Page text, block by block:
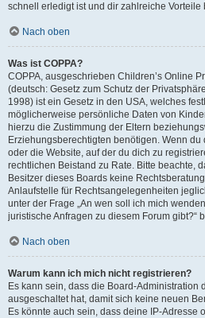
schnell erledigt ist und dir zahlreiche Vorteile
Nach oben
Was ist COPPA?
COPPA, ausgeschrieben Children’s Online
(deutsch: Gesetz zum Schutz der
1998) ist ein Gesetz in den USA, welches
möglicherweise persönliche Daten von
hierzu die Zustimmung der Eltern
Erziehungsberechtigten benötigen. Wenn
oder die Website, auf der du dich zu
rechtlichen Beistand zu Rate. Bitte beachte,
Besitzer dieses Boards keine
Anlaufstelle für Rechtsangelegenheiten
unter der Frage „An wen soll ich mich
juristische Anfragen zu diesem Forum gibt?“
Nach oben
Warum kann ich mich nicht registrieren?
Es kann sein, dass die Board-Administration
ausgeschaltet hat, damit sich keine neuen
Es könnte auch sein, dass deine IP-Adresse